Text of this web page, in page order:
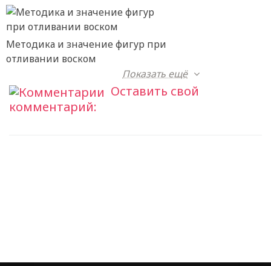
Методика и значение фигур при
отливании воском
Показать ещё
Оставить свой
комментарий: